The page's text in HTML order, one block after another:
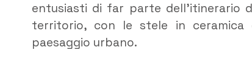
entusiasti di far parte dell’itinerario
territorio, con le stele in ceramica
paesaggio urbano.